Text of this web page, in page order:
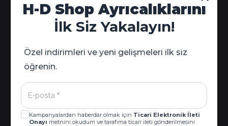
Hesabım
Sipariş Takip
Kampanya Detayları
H-D Shop Ayrıcalıklarını
İlk Siz Yakalayın!
Özel indirimleri ve yeni gelişmeleri ilk siz
öğrenin.
Kampanyalardan haberdar olmak için Ticari Elektronik İleti
Onayı metnini okudum ve tarafıma ticari ileti gönderilmesini